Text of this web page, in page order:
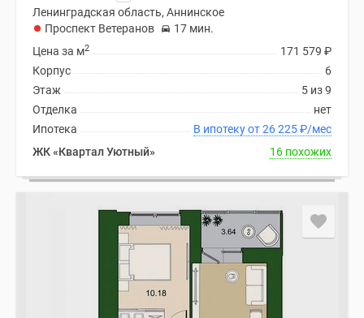
Ленинградская область, Аннинское
Проспект Ветеранов
17 мин.
171 579 ₽
Цена за м2
6
Корпус
5 из 9
Этаж
нет
Отделка
В ипотеку от 26 225₽/мес
Ипотека
ЖК «Квартал Уютный»
16 похожих